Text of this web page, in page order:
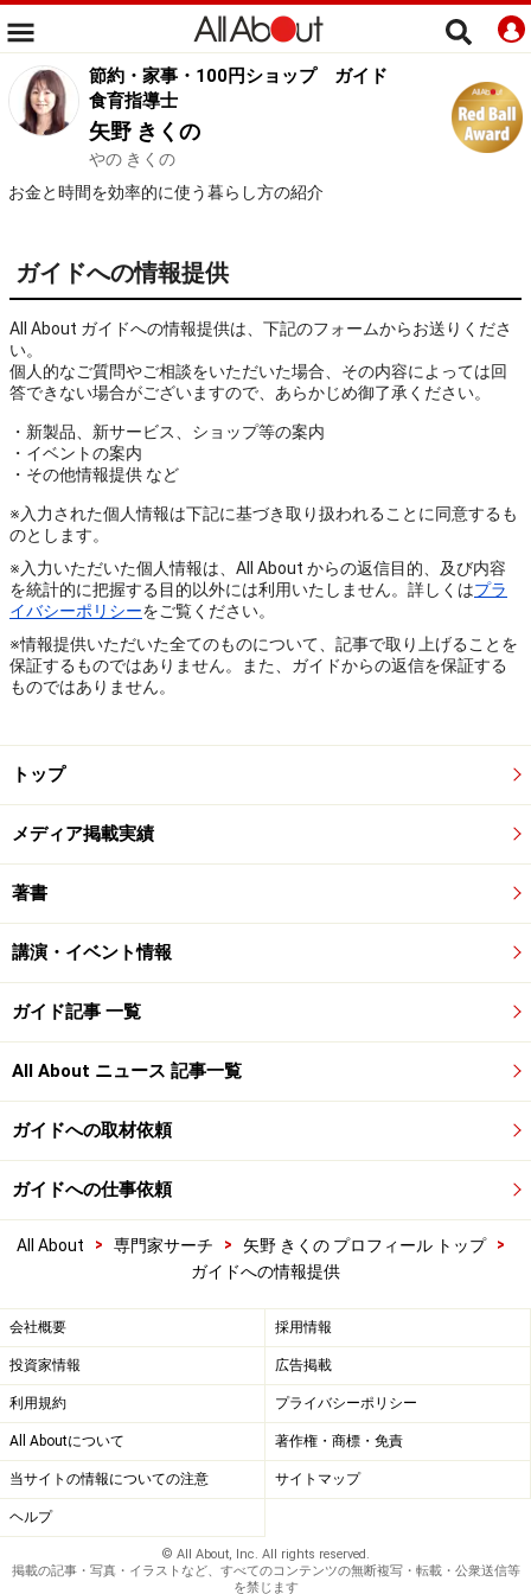
節約・家事・100円ショップ
ガイド
食育指導士
矢野 きくの
やの きくの
お金と時間を効率的に使う暮らし方の紹介
ガイドへの情報提供
All About ガイドへの情報提供は、下記のフォームからお送りくださ
い。
個人的なご質問やご相談をいただいた場合、その内容によっては回
答できない場合がございますので、あらかじめ御了承ください。
・新製品、新サービス、ショップ等の案内
・イベントの案内
・その他情報提供 など
※入力された個人情報は下記に基づき取り扱われることに同意するも
のとします。
※入力いただいた個人情報は、All About からの返信目的、及び内容
を統計的に把握する目的以外には利用いたしません。詳しくはプラ
イバシーポリシーをご覧ください。
※情報提供いただいた全てのものについて、記事で取り上げることを
保証するものではありません。また、ガイドからの返信を保証する
ものではありません。
トップ
メディア掲載実績
著書
講演・イベント情報
ガイド記事 一覧
All About ニュース 記事一覧
ガイドへの取材依頼
ガイドへの仕事依頼
All About > 専門家サーチ > 矢野 きくの プロフィール トップ
>
ガイドへの情報提供
会社概要 採用情報
投資家情報 広告掲載
利用規約 プライバシーポリシー
All Aboutについて 著作権・商標・免責
当サイトの情報についての注意 サイトマップ
ヘルプ
© All About, Inc. All rights reserved.
掲載の記事・写真・イラストなど、すべてのコンテンツの無断複写・転載・公衆送信等
を禁じます